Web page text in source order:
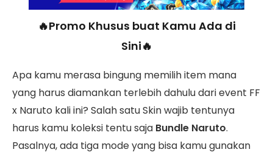
🔥Promo Khusus buat Kamu Ada di
Sini🔥
Apa kamu merasa bingung memilih item mana
yang harus diamankan terlebih dahulu dari event FF
x Naruto kali ini? Salah satu Skin wajib tentunya
harus kamu koleksi tentu saja Bundle Naruto.
Pasalnya, ada tiga mode yang bisa kamu gunakan